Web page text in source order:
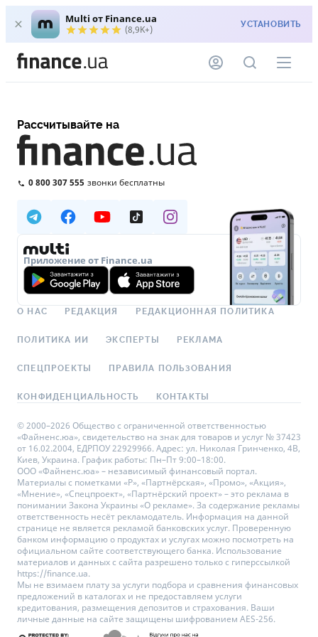
Multi от Finance.ua
(8,9K+) УСТАНОВИТЬ
Рассчитывайте на
0 800 307 555 звонки бесплатны
Приложение от Finance.ua
О НАС РЕДАКЦИЯ РЕДАКЦИОННАЯ ПОЛИТИКА
ПОЛИТИКА ИИ ЭКСПЕРТЫ РЕКЛАМА
СПЕЦПРОЕКТЫ ПРАВИЛА ПОЛЬЗОВАНИЯ
КОНФИДЕНЦИАЛЬНОСТЬ КОНТАКТЫ
© 2000–2026 Общество с ограниченной ответственностью
«Файненс.юа», свидетельство на знак для товаров и услуг № 37423
от 16.02.2004, ЕДРПОУ 22929966. Адрес: ул. Николая Гринченко, 4В,
Киев, Украина. График работы: Пн–Пт 9:00–18:00.
ООО «Файненс.юа» – независимый финансовый портал.
Материалы с пометками «Р», «Партнёрская», «Промо», «Акция»,
«Мнение», «Спецпроект», «Партнёрский проект» – это реклама в
понимании Закона Украины «О рекламе». За содержание рекламы
ответственность несёт рекламодатель. Информация на данной
странице не является рекламой банковских услуг. Проверенную
банком информацию о продуктах и услугах можно посмотреть на
официальном сайте соответствующего банка. Использование
материалов и данных с сайта разрешено только с гиперссылкой
https://finance.ua.
Мы не взимаем плату за услуги подбора и сравнения финансовых
предложений в каталогах и не предоставляем услуги
кредитования, размещения депозитов и страхования. Ваши
личные данные на сайте защищены шифрованием AES-256.